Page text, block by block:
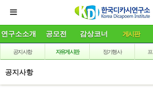
연구소소개 공모전 감상코너 게시판
공지사항 자유게시판 정기행사
공지사항